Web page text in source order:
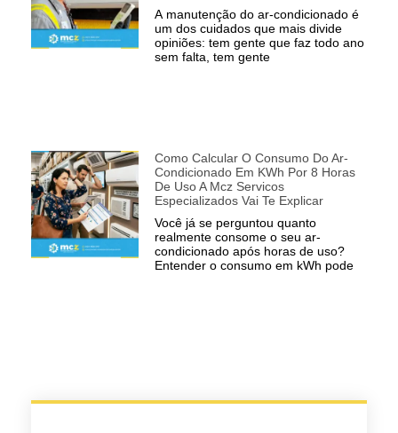
A manutenção do ar-condicionado é
um dos cuidados que mais divide
opiniões: tem gente que faz todo ano
sem falta, tem gente
Como Calcular O Consumo Do Ar-
Condicionado Em KWh Por 8 Horas
De Uso A Mcz Servicos
Especializados Vai Te Explicar
Você já se perguntou quanto
realmente consome o seu ar-
condicionado após horas de uso?
Entender o consumo em kWh pode